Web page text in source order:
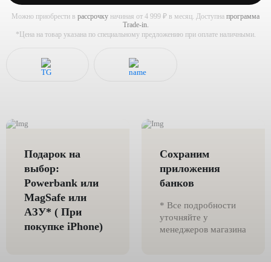
Можно приобрести в рассрочку начиная от 4 999 ₽ в месяц. Доступна программа
Trade-in.
*Цена на товар указана по специальному предложению при оплате наличными.
Подарок на
выбор:
Powerbank или
MagSafe или
AЗУ* ( При
покупке iPhone)
Сохраним
приложения
банков
* Все подробности
уточняйте у
менеджеров магазина